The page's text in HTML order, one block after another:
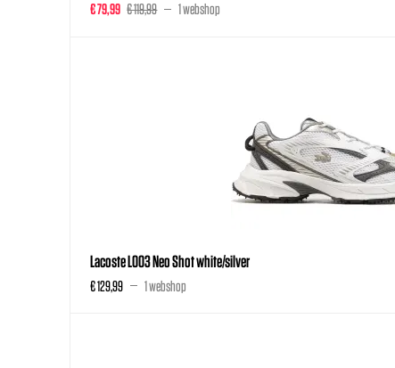
€ 79,99 € 119,99 1 webshop
Lacoste L003 Neo Shot white/silver
€ 129,99 1 webshop